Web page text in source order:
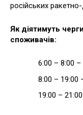
російських
Як діятимуть
споживачів:
6:00 – 8:00
8:00 – 19:00
19:00 –